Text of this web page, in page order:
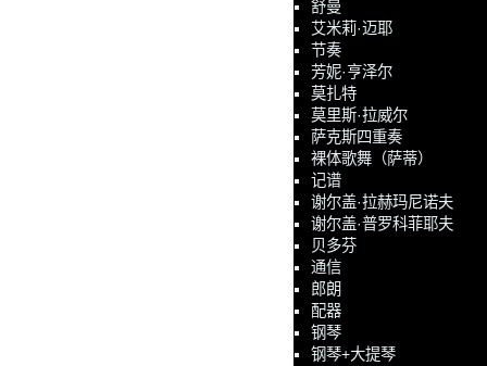
舒曼
艾米莉·迈耶
节奏
芳妮·亨泽尔
莫扎特
莫里斯·拉威尔
萨克斯四重奏
裸体歌舞（萨蒂）
记谱
谢尔盖·拉赫玛尼诺夫
谢尔盖·普罗科菲耶夫
贝多芬
通信
郎朗
配器
钢琴
钢琴+大提琴